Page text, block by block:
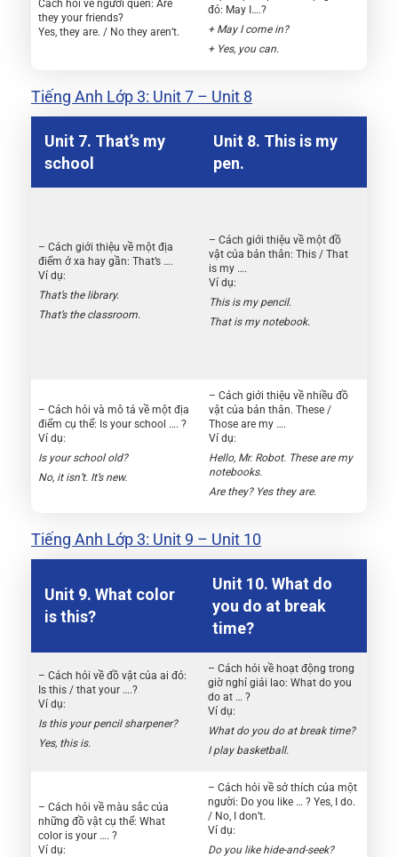
Cách hỏi về người quen: Are
they your friends?
Yes, they are. / No they aren’t.
đó: May I….?
+ May I come in?
+ Yes, you can.
Tiếng Anh Lớp 3: Unit 7 – Unit 8
Unit 7. That’s my
school
Unit 8. This is my
pen.
– Cách giới thiệu về một địa
điểm ở xa hay gần: That’s ….
Ví dụ:
That’s the library.
That’s the classroom.
– Cách giới thiệu về một đồ
vật của bản thân: This / That
is my ….
Ví dụ:
This is my pencil.
That is my notebook.
– Cách hỏi và mô tả về một địa
điểm cụ thể: Is your school …. ?
Ví dụ:
Is your school old?
No, it isn’t. It’s new.
– Cách giới thiệu về nhiều đồ
vật của bản thân. These /
Those are my ….
Ví dụ:
Hello, Mr. Robot. These are my
notebooks.
Are they? Yes they are.
Tiếng Anh Lớp 3: Unit 9 – Unit 10
Unit 9. What color
is this?
Unit 10. What do
you do at break
time?
– Cách hỏi về đồ vật của ai đó:
Is this / that your ….?
Ví dụ:
Is this your pencil sharpener?
Yes, this is.
– Cách hỏi về hoạt động trong
giờ nghỉ giải lao: What do you
do at … ?
Ví dụ:
What do you do at break time?
I play basketball.
– Cách hỏi về màu sắc của
những đồ vật cụ thể: What
color is your …. ?
Ví dụ:
– Cách hỏi về sở thích của một
người: Do you like … ? Yes, I do.
/ No, I don’t.
Ví dụ:
Do you like hide-and-seek?